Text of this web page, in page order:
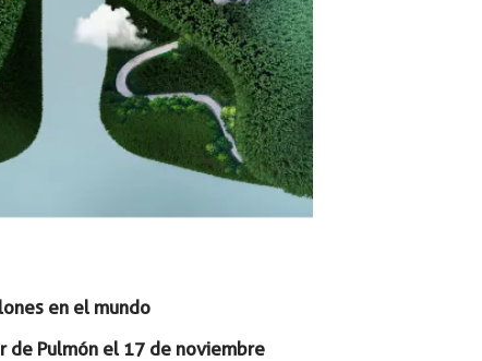
en el mundo
de Pulmón el 17 de noviembre